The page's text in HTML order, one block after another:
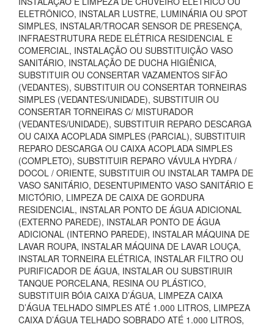
ELETRÔNICO, INSTALAR LUSTRE, LUMINÁRIA OU SPOT
SIMPLES, INSTALAR/TROCAR SENSOR DE PRESENÇA,
INFRAESTRUTURA REDE ELÉTRICA RESIDENCIAL E
COMERCIAL, INSTALAÇÃO OU SUBSTITUIÇÃO VASO
SANITÁRIO, INSTALAÇÃO DE DUCHA HIGIÊNICA,
SUBSTITUIR OU CONSERTAR VAZAMENTOS SIFÃO
(VEDANTES), SUBSTITUIR OU CONSERTAR TORNEIRAS
SIMPLES (VEDANTES/UNIDADE), SUBSTITUIR OU
CONSERTAR TORNEIRAS C/ MISTURADOR
(VEDANTES/UNIDADE), SUBSTITUIR REPARO DESCARGA
OU CAIXA ACOPLADA SIMPLES (PARCIAL), SUBSTITUIR
REPARO DESCARGA OU CAIXA ACOPLADA SIMPLES
(COMPLETO), SUBSTITUIR REPARO VÁVULA HYDRA /
DOCOL / ORIENTE, SUBSTITUIR OU INSTALAR TAMPA DE
VASO SANITÁRIO, DESENTUPIMENTO VASO SANITÁRIO E
MICTÓRIO, LIMPEZA DE CAIXA DE GORDURA
RESIDENCIAL, INSTALAR PONTO DE ÁGUA ADICIONAL
(EXTERNO PAREDE), INSTALAR PONTO DE ÁGUA
ADICIONAL (INTERNO PAREDE), INSTALAR MÁQUINA DE
LAVAR ROUPA, INSTALAR MÁQUINA DE LAVAR LOUÇA,
INSTALAR TORNEIRA ELÉTRICA, INSTALAR FILTRO OU
PURIFICADOR DE ÁGUA, INSTALAR OU SUBSTIRUIR
TANQUE PORCELANA, RESINA OU PLÁSTICO,
SUBSTITUIR BÓIA CAIXA D’ÁGUA, LIMPEZA CAIXA
D’ÁGUA TELHADO SIMPLES ATÉ 1.000 LITROS, LIMPEZA
CAIXA D’ÁGUA TELHADO SOBRADO ATÉ 1.000 LITROS,